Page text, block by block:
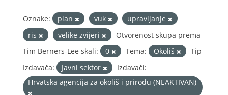
Oznake: plan vuk
upravljanje
ris
velike zvijeri
Otvorenost skupa prema
Tim Berners-Lee skali:
0 Tema: Okoliš
Tip
Izdavača:
Javni sektor
Izdavači:
Hrvatska agencija za okoliš i prirodu (NEAKTIVAN)